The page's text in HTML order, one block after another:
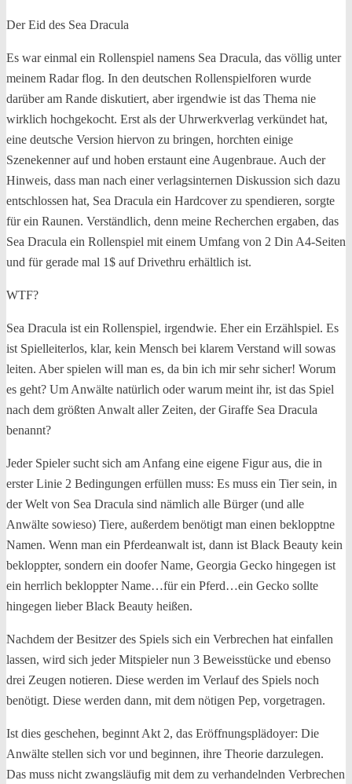
Der Eid des Sea Dracula
Es war einmal ein Rollenspiel namens Sea Dracula, das völlig unter
meinem Radar flog. In den deutschen Rollenspielforen wurde
darüber am Rande diskutiert, aber irgendwie ist das Thema nie
wirklich hochgekocht. Erst als der Uhrwerkverlag verkündet hat,
eine deutsche Version hiervon zu bringen, horchten einige
Szenekenner auf und hoben erstaunt eine Augenbraue. Auch der
Hinweis, dass man nach einer verlagsinternen Diskussion sich dazu
entschlossen hat, Sea Dracula ein Hardcover zu spendieren, sorgte
für ein Raunen. Verständlich, denn meine Recherchen ergaben, das
Sea Dracula ein Rollenspiel mit einem Umfang von 2 Din A4-Seiten
und für gerade mal 1$ auf Drivethru erhältlich ist.
WTF?
Sea Dracula ist ein Rollenspiel, irgendwie. Eher ein Erzählspiel. Es
ist Spielleiterlos, klar, kein Mensch bei klarem Verstand will sowas
leiten. Aber spielen will man es, da bin ich mir sehr sicher! Worum
es geht? Um Anwälte natürlich oder warum meint ihr, ist das Spiel
nach dem größten Anwalt aller Zeiten, der Giraffe Sea Dracula
benannt?
Jeder Spieler sucht sich am Anfang eine eigene Figur aus, die in
erster Linie 2 Bedingungen erfüllen muss: Es muss ein Tier sein, in
der Welt von Sea Dracula sind nämlich alle Bürger (und alle
Anwälte sowieso) Tiere, außerdem benötigt man einen beklopptne
Namen. Wenn man ein Pferdeanwalt ist, dann ist Black Beauty kein
bekloppter, sondern ein doofer Name, Georgia Gecko hingegen ist
ein herrlich bekloppter Name…für ein Pferd…ein Gecko sollte
hingegen lieber Black Beauty heißen.
Nachdem der Besitzer des Spiels sich ein Verbrechen hat einfallen
lassen, wird sich jeder Mitspieler nun 3 Beweisstücke und ebenso
drei Zeugen notieren. Diese werden im Verlauf des Spiels noch
benötigt. Diese werden dann, mit dem nötigen Pep, vorgetragen.
Ist dies geschehen, beginnt Akt 2, das Eröffnungsplädoyer: Die
Anwälte stellen sich vor und beginnen, ihre Theorie darzulegen.
Das muss nicht zwangsläufig mit dem zu verhandelnden Verbrechen